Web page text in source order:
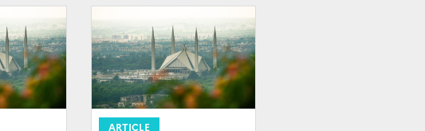
ARTICLE